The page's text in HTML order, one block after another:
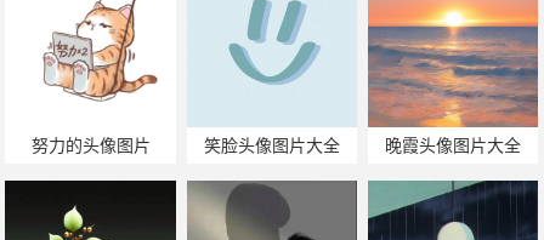
努力的头像图片 笑脸头像图片大全 晚霞头像图片大全